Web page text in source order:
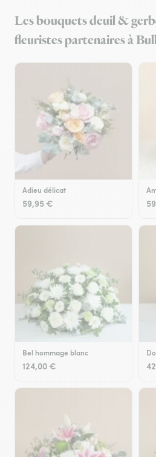
Les bouquets deuil &
fleuristes partenaires à
Adieu délicat
59,95 €
Bel hommage blanc
124,00 €